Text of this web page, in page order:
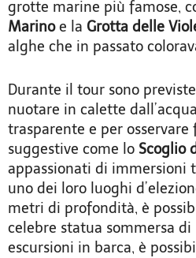
grotte marine più famose,
Marinoe la Grotta delle
alghe che in passato
Durante il tour sono
nuotare in calette
trasparente e per osservare
suggestive come lo Scoglio
appassionati di immersioni
uno dei loro luoghi
metri di profondità, è
celebre statua sommersa di
escursioni in barca, è